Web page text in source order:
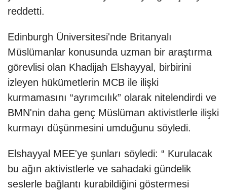
reddetti.
Edinburgh Üniversitesi'nde Britanyalı
Müslümanlar konusunda uzman bir araştırma
görevlisi olan Khadijah Elshayyal, birbirini
izleyen hükümetlerin MCB ile ilişki
kurmamasını “ayrımcılık” olarak nitelendirdi ve
BMN'nin daha genç Müslüman aktivistlerle ilişki
kurmayı düşünmesini umduğunu söyledi.
Elshayyal MEE'ye şunları söyledi: “ Kurulacak
bu ağın aktivistlerle ve sahadaki gündelik
seslerle bağlantı kurabildiğini göstermesi